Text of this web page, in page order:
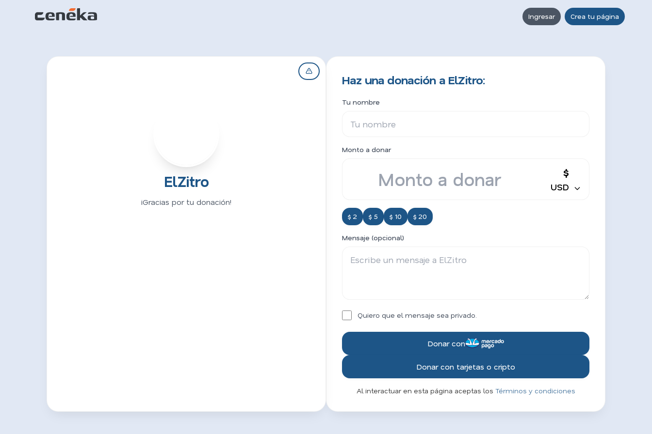
Ingresar Crea tu página
ElZitro
¡Gracias por tu donación!
Haz una donación a ElZitro:
Tu nombre
Monto a donar
$
USD
$ 2 $ 5 $ 10 $ 20
Mensaje (opcional)
Quiero que el mensaje sea privado.
Donar con
Donar con tarjetas o cripto
Al interactuar en esta página aceptas los Términos y condiciones